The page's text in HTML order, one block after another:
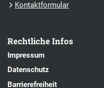
Kontaktformular
Rechtliche Infos
Impressum
Datenschutz
Barrierefreiheit